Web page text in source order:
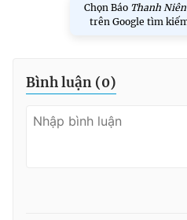
Chọn Báo Thanh Niên
trên Google tìm
Bình luận (0)